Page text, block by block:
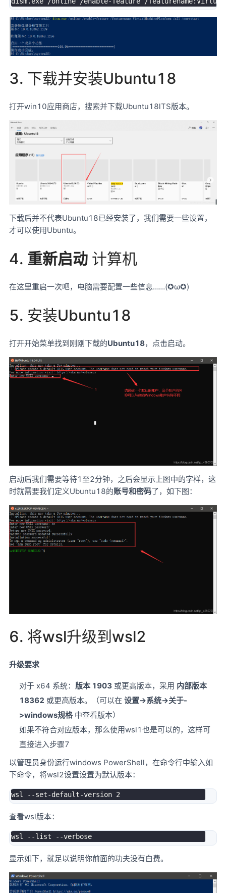
3. 下载并安装Ubuntu18
打开win10应用商店，搜索并下载Ubuntu18lTS版本。
下载后并不代表Ubuntu18已经安装了，我们需要一些设置，
才可以使用Ubuntu。
4. 重新启动 计算机
在这里重启一次吧，电脑需要配置一些信息……(✪ω✪)
5. 安装Ubuntu18
打开开始菜单找到刚刚下载的Ubuntu18，点击启动。
启动后我们需要等待1至2分钟，之后会显示上图中的字样，这
时就需要我们定义Ubuntu18的账号和密码了，如下图：
6. 将wsl升级到wsl2
升级要求
对于 x64 系统： 版本 1903 或更高版本，采用 内部版本
18362 或更高版本。（可以在 设置->系统->关于-
>windows规格中查看版本）
如果不符合对应版本，那么使用wsl1也是可以的，这样可
直接进入步骤7
以管理员身份运行windows PowerShell，在命令行中输入如
下命令，将wsl2设置设置为默认版本：
查看wsl版本：
显示如下，就足以说明你前面的功夫没有白费。